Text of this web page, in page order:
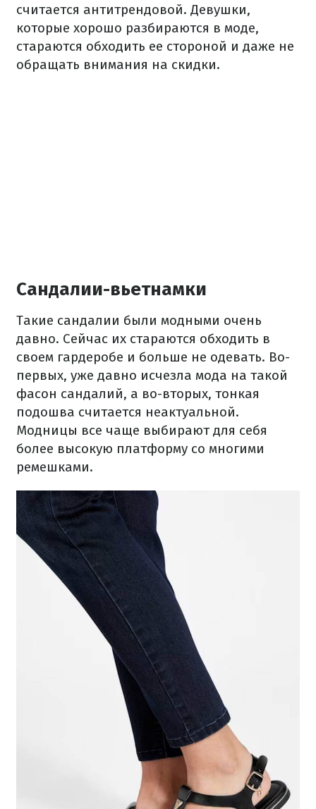
считается антитрендовой. Девушки,
которые хорошо разбираются в моде,
стараются обходить ее стороной и даже не
обращать внимания на скидки.
Сандалии-вьетнамки
Такие сандалии были модными очень
давно. Сейчас их стараются обходить в
своем гардеробе и больше не одевать. Во-
первых, уже давно исчезла мода на такой
фасон сандалий, а во-вторых, тонкая
подошва считается неактуальной.
Модницы все чаще выбирают для себя
более высокую платформу со многими
ремешками.